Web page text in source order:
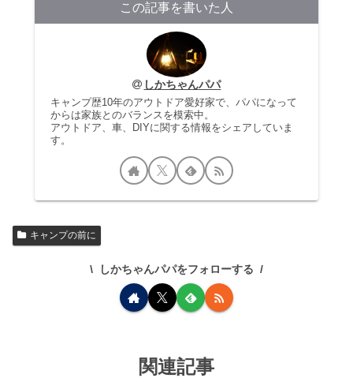
この記事を書いた人
しかちゃんパパ
キャンプ歴10年のアウトドア愛好家で、パパになって
からは家族とのバランスを模索中。
アウトドア、車、DIYに関する情報をシェアしていま
す。
キャンプの前に
しかちゃんパパをフォローする
関連記事